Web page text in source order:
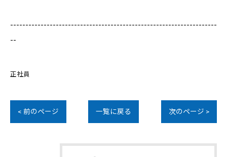
--------------------------------------------------------------------
--
正社員
< 前のページ 一覧に戻る 次のページ >